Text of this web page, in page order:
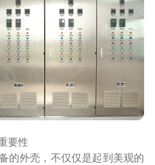
要性
外壳，不仅仅是起到美观的